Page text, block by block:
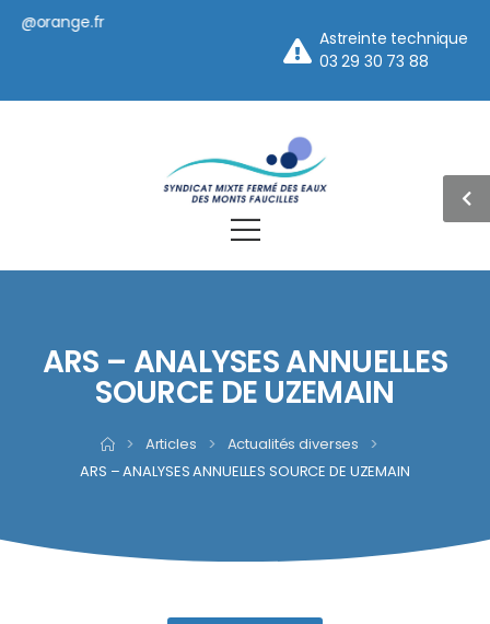
Astreinte technique
03 29 30 73 88
ARS – ANALYSES ANNUELLES
SOURCE DE UZEMAIN
> Articles > Actualités diverses >
ARS – ANALYSES ANNUELLES SOURCE DE UZEMAIN